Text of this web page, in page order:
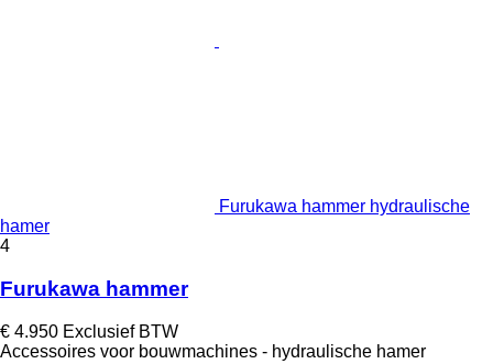
Furukawa hammer hydraulische
hamer
4
Furukawa hammer
€ 4.950 Exclusief BTW
Accessoires voor bouwmachines - hydraulische hamer